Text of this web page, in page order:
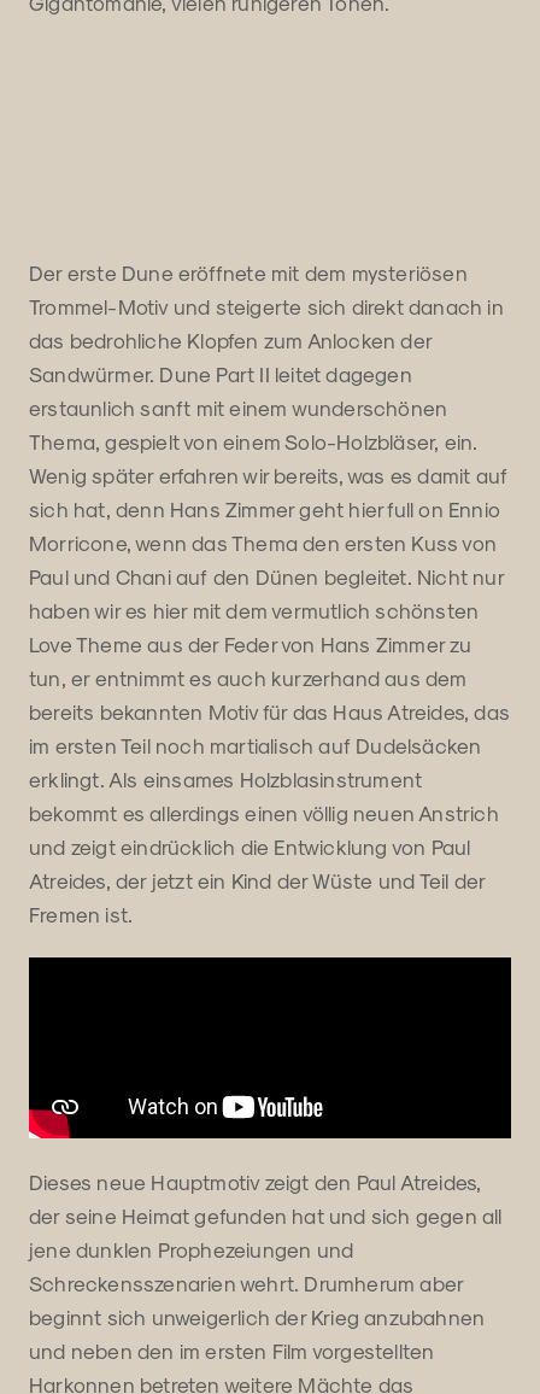
Der erste Dune eröffnete mit dem mysteriösen
Trommel-Motiv und steigerte sich direkt danach in
das bedrohliche Klopfen zum Anlocken der
Sandwürmer. Dune Part II leitet dagegen
erstaunlich sanft mit einem wunderschönen
Thema, gespielt von einem Solo-Holzbläser, ein.
Wenig später erfahren wir bereits, was es damit auf
sich hat, denn Hans Zimmer geht hier full on Ennio
Morricone, wenn das Thema den ersten Kuss von
Paul und Chani auf den Dünen begleitet. Nicht nur
haben wir es hier mit dem vermutlich schönsten
Love Theme aus der Feder von Hans Zimmer zu
tun, er entnimmt es auch kurzerhand aus dem
bereits bekannten Motiv für das Haus Atreides, das
im ersten Teil noch martialisch auf Dudelsäcken
erklingt. Als einsames Holzblasinstrument
bekommt es allerdings einen völlig neuen Anstrich
und zeigt eindrücklich die Entwicklung von Paul
Atreides, der jetzt ein Kind der Wüste und Teil der
Fremen ist.
Dieses neue Hauptmotiv zeigt den Paul Atreides,
der seine Heimat gefunden hat und sich gegen all
jene dunklen Prophezeiungen und
Schreckensszenarien wehrt. Drumherum aber
beginnt sich unweigerlich der Krieg anzubahnen
und neben den im ersten Film vorgestellten
Harkonnen betreten weitere Mächte das